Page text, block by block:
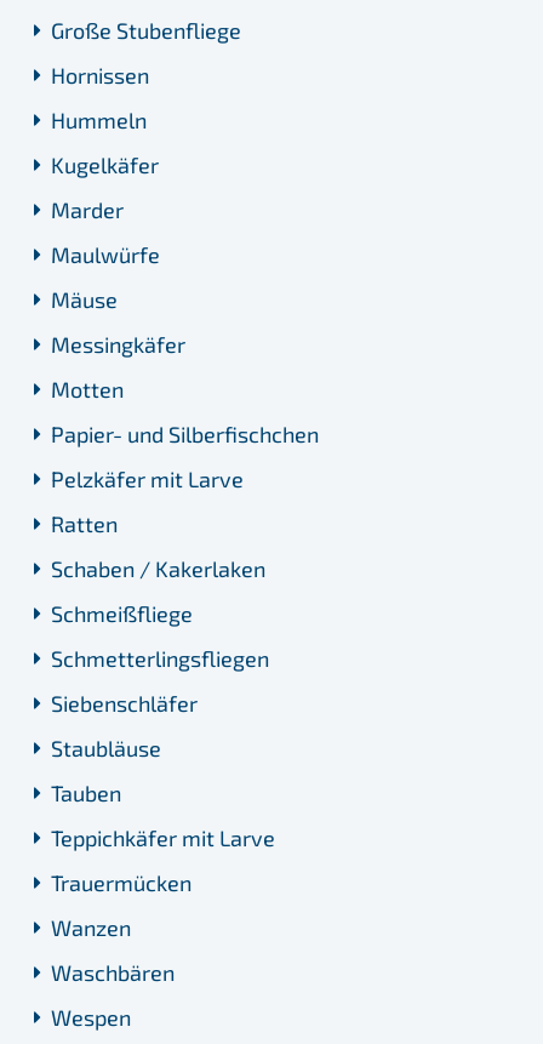
Große Stubenfliege
Hornissen
Hummeln
Kugelkäfer
Marder
Maulwürfe
Mäuse
Messingkäfer
Motten
Papier- und Silberfischchen
Pelzkäfer mit Larve
Ratten
Schaben / Kakerlaken
Schmeißfliege
Schmetterlingsfliegen
Siebenschläfer
Staubläuse
Tauben
Teppichkäfer mit Larve
Trauermücken
Wanzen
Waschbären
Wespen